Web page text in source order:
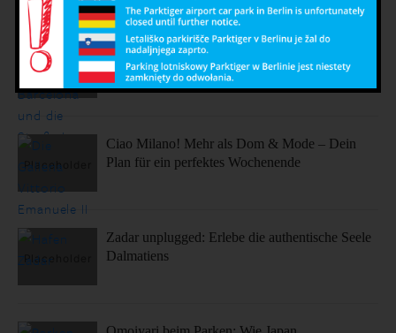
Sonne, Stil, Sehenswürdigkeiten – So fühlt sich
Barcelona an
Ciao Milano! Mehr als Dom & Mode – Dein
Plan für ein perfektes Wochenende
Zadar unplugged: Erlebe die authentische Seele
Dalmatiens